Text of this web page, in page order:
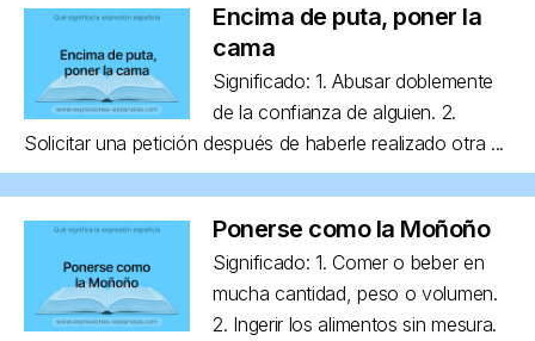
Encima de puta, poner la
cama
Significado: 1. Abusar doblemente
de la confianza de alguien. 2.
Solicitar una petición después de haberle realizado otra ...
Ponerse como la Moñoño
Significado: 1. Comer o beber en
mucha cantidad, peso o volumen.
2. Ingerir los alimentos sin mesura.